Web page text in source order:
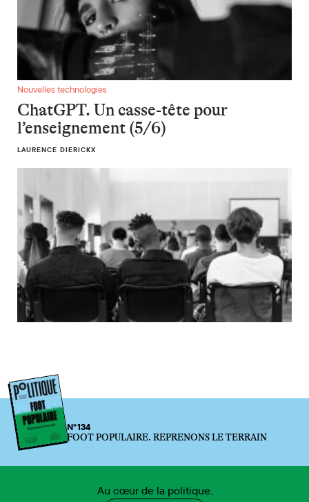
ChatGPT. Un casse-tête pour l’enseignement (5/6)
Nouvelles technologies
ChatGPT. Un casse-tête pour
l’enseignement (5/6)
LAURENCE DIERICKX
N°134
FOOT POPULAIRE. REPRENONS LE TERRAIN
Au cœur de la politique.